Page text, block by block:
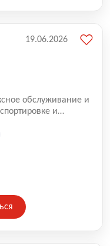
обслуживание и
и
мусора.
19.06.2026